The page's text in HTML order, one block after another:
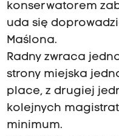
konserwatorem
uda się
Maślona.
Radny zwraca
strony miejska
place, z drugiej
kolejnych
minimum.